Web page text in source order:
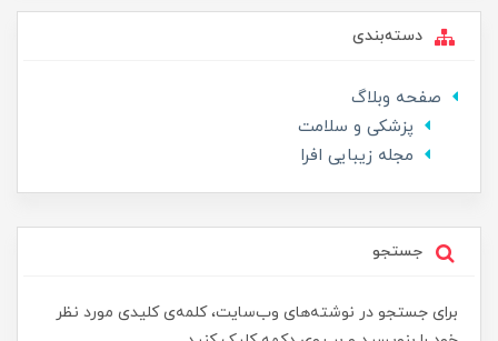
دسته‌بندی
صفحه وبلاگ
پزشکی و سلامت
مجله زیبایی افرا
جستجو
برای جستجو در نوشته‌های وب‌سایت، کلمه‌ی کلیدی مورد نظر